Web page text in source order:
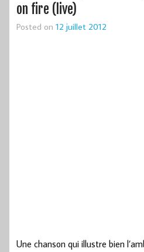
on fire (live)
Posted on 12 juillet 2012
Une chanson qui illustre bien